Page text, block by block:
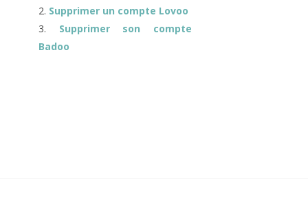
Supprimer un compte Lovoo
Supprimer son compte
Badoo